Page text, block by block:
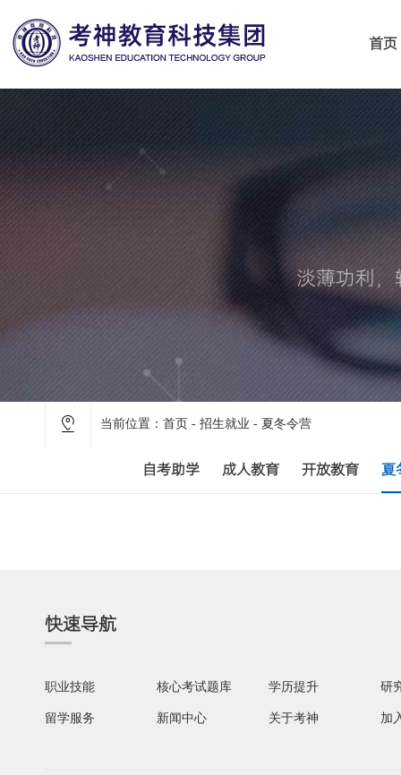
首页
淡薄功利，
当前位置： 首页 - 招生就业 - 夏冬令营
自考助学 成人教育 开放教育 夏
快速导航
职业技能 核心考试题库 学历提升 研
留学服务 新闻中心 关于考神 加